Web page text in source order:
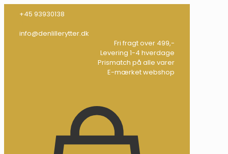
+45 93930138
info@denlillerytter.dk
Fri fragt over 499,-
Levering 1-4 hverdage
Prismatch på alle varer
E-mærket webshop